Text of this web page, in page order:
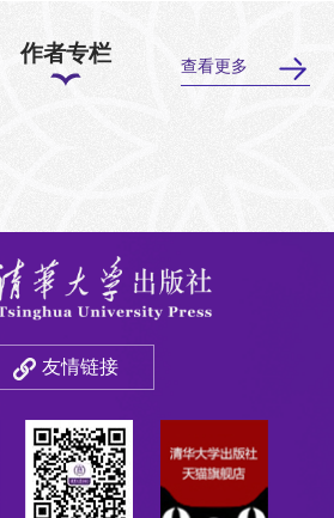
作者专栏 查看更多
友情链接